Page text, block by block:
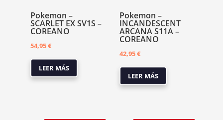
Pokemon –
SCARLET EX SV1S –
COREANO
54,95€
LEER MÁS
Pokemon –
INCANDESCENT
ARCANA S11A –
COREANO
42,95€
LEER MÁS